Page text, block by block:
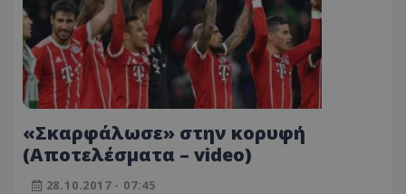
«Σκαρφάλωσε» στην κορυφή
(Αποτελέσματα – video)
28.10.2017 - 07:45